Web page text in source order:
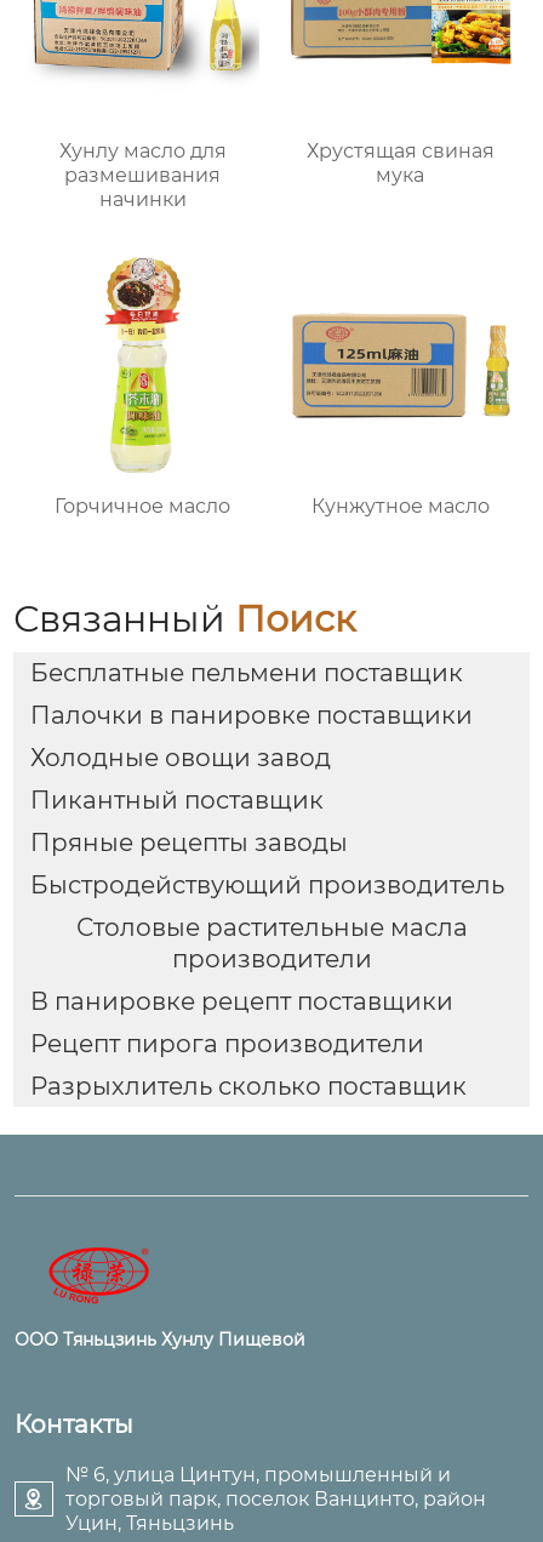
Хунлу масло для
размешивания
начинки
Хрустящая свиная
мука
Горчичное масло Кунжутное масло
Связанный Поиск
Бесплатные пельмени поставщик
Палочки в панировке поставщики
Холодные овощи завод
Пикантный поставщик
Пряные рецепты заводы
Быстродействующий производитель
Столовые растительные масла
производители
В панировке рецепт поставщики
Рецепт пирога производители
Разрыхлитель сколько поставщик
ООО Тяньцзинь Хунлу Пищевой
Контакты

№ 6, улица Цинтун, промышленный и
торговый парк, поселок Ванцинто, район
Уцин, Тяньцзинь